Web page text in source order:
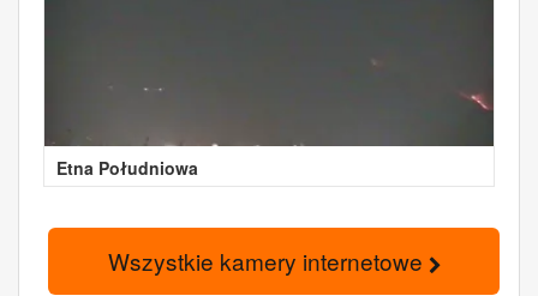
Etna Południowa
Wszystkie kamery internetowe